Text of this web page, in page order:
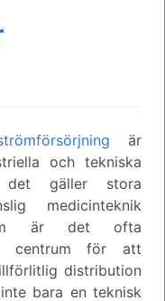
är
och tekniska
det gäller stora
medicinteknik
är det ofta
centrum för att
distribution
bara en teknisk